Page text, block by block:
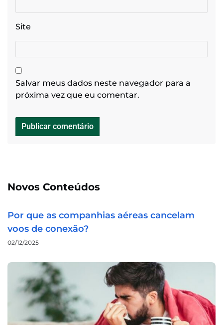
Site
Salvar meus dados neste navegador para a
próxima vez que eu comentar.
Novos Conteúdos
Por que as companhias aéreas cancelam
voos de conexão?
02/12/2025